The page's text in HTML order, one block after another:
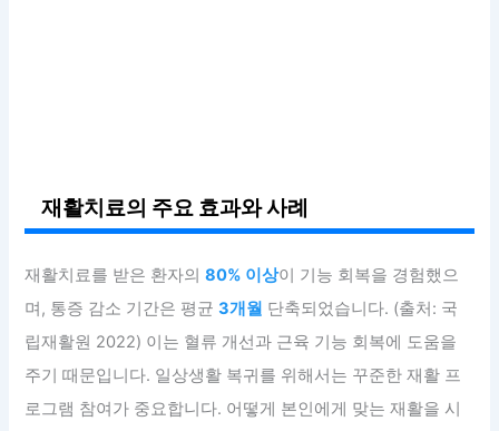
재활치료의 주요 효과와 사례
재활치료를 받은 환자의80% 이상이 기능 회복을 경험했으
며, 통증 감소 기간은 평균3개월 단축되었습니다. (출처: 국
립재활원 2022) 이는 혈류 개선과 근육 기능 회복에 도움을
주기 때문입니다. 일상생활 복귀를 위해서는 꾸준한 재활 프
로그램 참여가 중요합니다. 어떻게 본인에게 맞는 재활을 시